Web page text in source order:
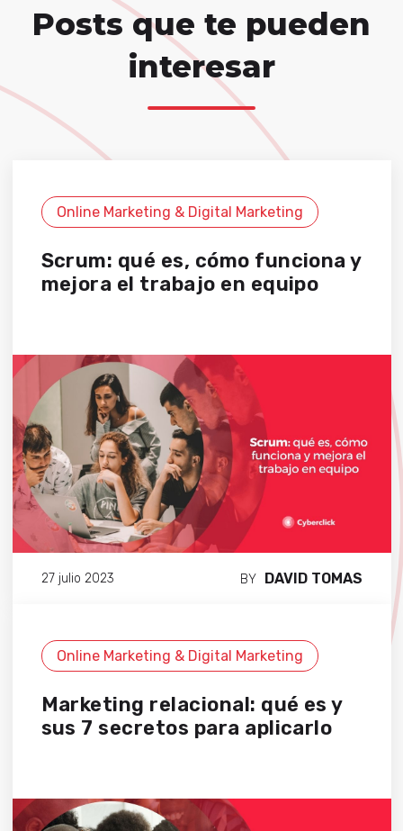
Posts que te pueden
interesar
Online Marketing & Digital Marketing
Scrum: qué es, cómo funciona y
mejora el trabajo en equipo
27 julio 2023 BY DAVID TOMAS
Online Marketing & Digital Marketing
Marketing relacional: qué es y
sus 7 secretos para aplicarlo